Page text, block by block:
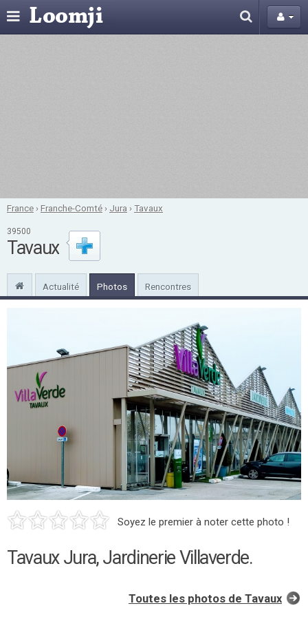
France ›Franche-Comté › Jura ›Tavaux
39500
Tavaux
Actualité Photos Rencontres
Soyez le premier à noter cette photo !
Tavaux Jura, Jardinerie Villaverde.
Toutes les photos de Tavaux